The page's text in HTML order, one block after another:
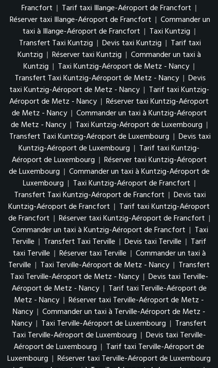
Francfort | Tarif taxi Illange-Aéroport de Francfort |
Réserver taxi Illange-Aéroport de Francfort | Commander un
taxi à Illange-Aéroport de Francfort | Taxi Kuntzig |
Transfert Taxi Kuntzig | Devis taxi Kuntzig | Tarif taxi
Kuntzig | Réserver taxi Kuntzig | Commander un taxi à
Kuntzig | Taxi Kuntzig-Aéroport de Metz - Nancy |
Transfert Taxi Kuntzig-Aéroport de Metz - Nancy | Devis
taxi Kuntzig-Aéroport de Metz - Nancy | Tarif taxi Kuntzig-
Aéroport de Metz - Nancy | Réserver taxi Kuntzig-Aéroport
de Metz - Nancy | Commander un taxi à Kuntzig-Aéroport
de Metz - Nancy | Taxi Kuntzig-Aéroport de Luxembourg |
Transfert Taxi Kuntzig-Aéroport de Luxembourg | Devis taxi
Kuntzig-Aéroport de Luxembourg | Tarif taxi Kuntzig-
Aéroport de Luxembourg | Réserver taxi Kuntzig-Aéroport
de Luxembourg | Commander un taxi à Kuntzig-Aéroport de
Luxembourg | Taxi Kuntzig-Aéroport de Francfort |
Transfert Taxi Kuntzig-Aéroport de Francfort | Devis taxi
Kuntzig-Aéroport de Francfort | Tarif taxi Kuntzig-Aéroport
de Francfort | Réserver taxi Kuntzig-Aéroport de Francfort |
Commander un taxi à Kuntzig-Aéroport de Francfort | Taxi
Terville | Transfert Taxi Terville | Devis taxi Terville | Tarif
taxi Terville | Réserver taxi Terville | Commander un taxi à
Terville | Taxi Terville-Aéroport de Metz - Nancy | Transfert
Taxi Terville-Aéroport de Metz - Nancy | Devis taxi Terville-
Aéroport de Metz - Nancy | Tarif taxi Terville-Aéroport de
Metz - Nancy | Réserver taxi Terville-Aéroport de Metz -
Nancy | Commander un taxi à Terville-Aéroport de Metz -
Nancy | Taxi Terville-Aéroport de Luxembourg | Transfert
Taxi Terville-Aéroport de Luxembourg | Devis taxi Terville-
Aéroport de Luxembourg | Tarif taxi Terville-Aéroport de
Luxembourg | Réserver taxi Terville-Aéroport de Luxembourg